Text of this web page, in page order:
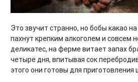
Это звучит странно, но бобы какао
пахнут крепким алкоголем и совсем
деликатес, на ферме витает запах
четыре дня, впитывая сок
этого они готовы для приготовления